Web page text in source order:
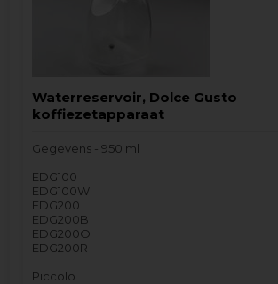
Waterreservoir, Dolce Gusto
koffiezetapparaat
Gegevens - 950 ml
EDG100
EDG100W
EDG200
EDG200B
EDG200O
EDG200R
Piccolo